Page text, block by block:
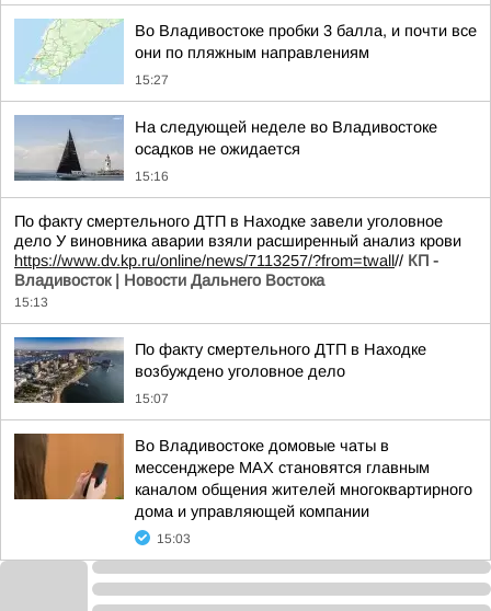
Во Владивостоке пробки 3 балла, и почти все
они по пляжным направлениям
15:27
На следующей неделе во Владивостоке
осадков не ожидается
15:16
По факту смертельного ДТП в Находке завели уголовное
дело У виновника аварии взяли расширенный анализ крови
https://www.dv.kp.ru/online/news/7113257/?from=twall// КП -
Владивосток | Новости Дальнего Востока
15:13
По факту смертельного ДТП в Находке
возбуждено уголовное дело
15:07
Во Владивостоке домовые чаты в
мессенджере МАХ становятся главным
каналом общения жителей многоквартирного
дома и управляющей компании
15:03